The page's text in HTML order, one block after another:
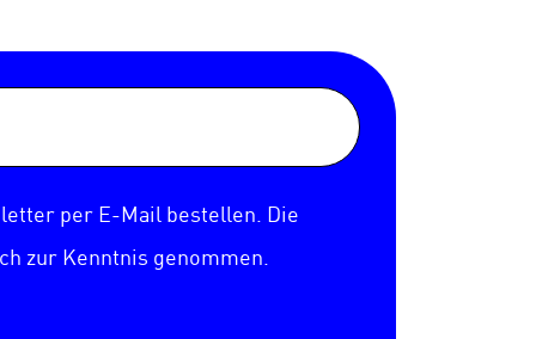
per E-Mail bestellen. Die
zur Kenntnis genommen.